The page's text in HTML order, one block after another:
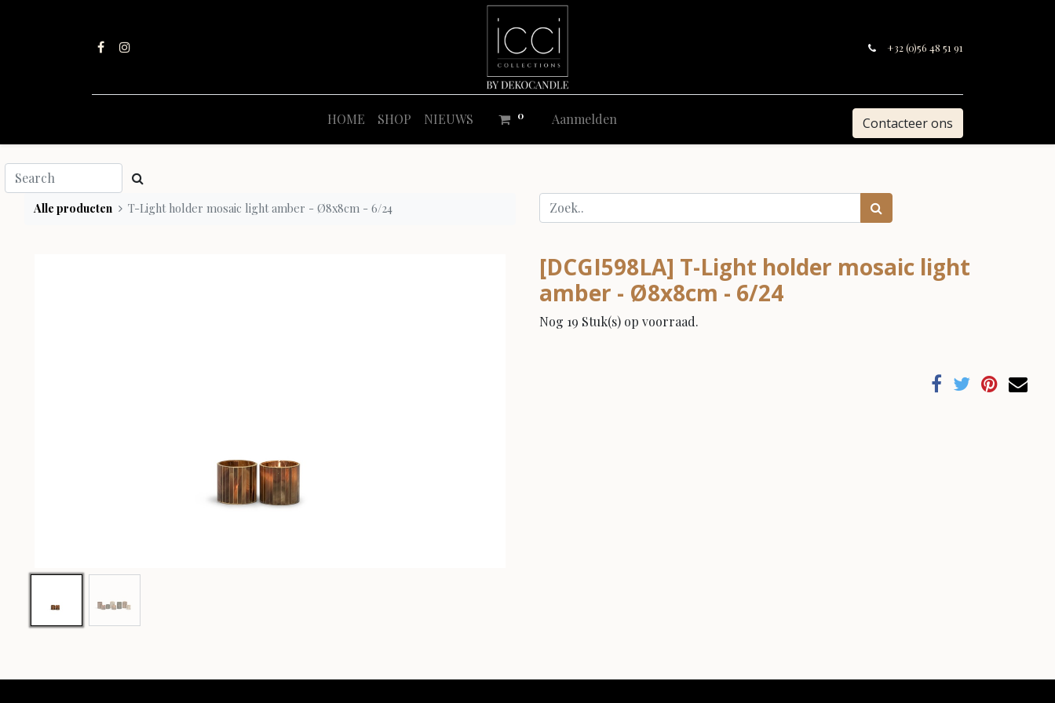
+32 (0)56 48 51 91
HOME SHOP NIEUWS 0 Aanmelden Contacteer ons
Alle producten T-Light holder mosaic light amber - Ø8x8cm - 6/24
[DCGI598LA] T-Light holder mosaic light
amber - Ø8x8cm - 6/24
Nog 19 Stuk(s) op voorraad.